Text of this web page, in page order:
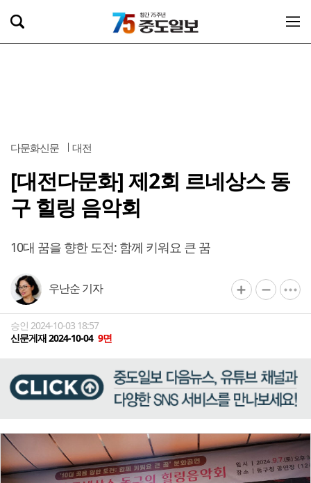
다문화신문 대전
[대전다문화] 제2회 르네상스 동
구 힐링 음악회
10대 꿈을 향한 도전: 함께 키워요 큰 꿈
우난순 기자
승인 2024-10-03 18:57
신문게재 2024-10-04 9면